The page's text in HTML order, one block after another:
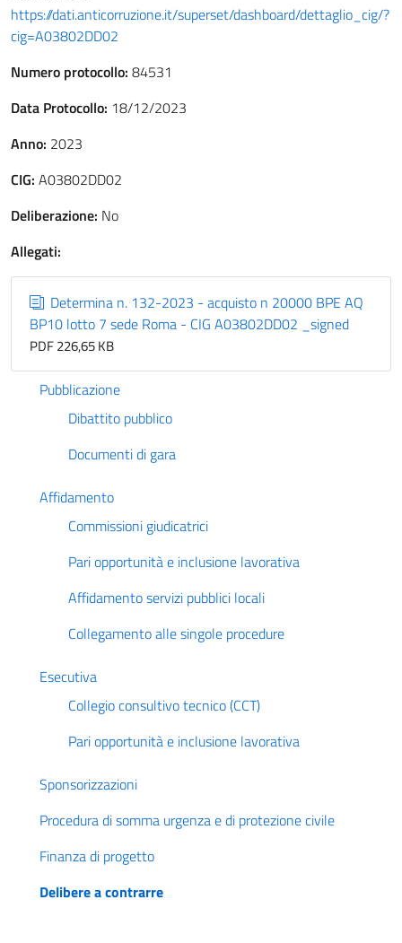
https://dati.anticorruzione.it/superset/dashboard/dettaglio_cig/?
cig=A03802DD02
Numero protocollo: 84531
Data Protocollo: 18/12/2023
Anno: 2023
CIG: A03802DD02
Deliberazione: No
Allegati:
Determina n. 132-2023 - acquisto n 20000 BPE AQ
BP10 lotto 7 sede Roma - CIG A03802DD02 _signed
PDF 226,65 KB
Pubblicazione
Dibattito pubblico
Documenti di gara
Affidamento
Commissioni giudicatrici
Pari opportunità e inclusione lavorativa
Affidamento servizi pubblici locali
Collegamento alle singole procedure
Esecutiva
Collegio consultivo tecnico (CCT)
Pari opportunità e inclusione lavorativa
Sponsorizzazioni
Procedura di somma urgenza e di protezione civile
Finanza di progetto
Delibere a contrarre